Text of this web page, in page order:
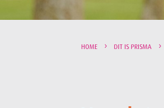
HOME DIT IS PRISMA